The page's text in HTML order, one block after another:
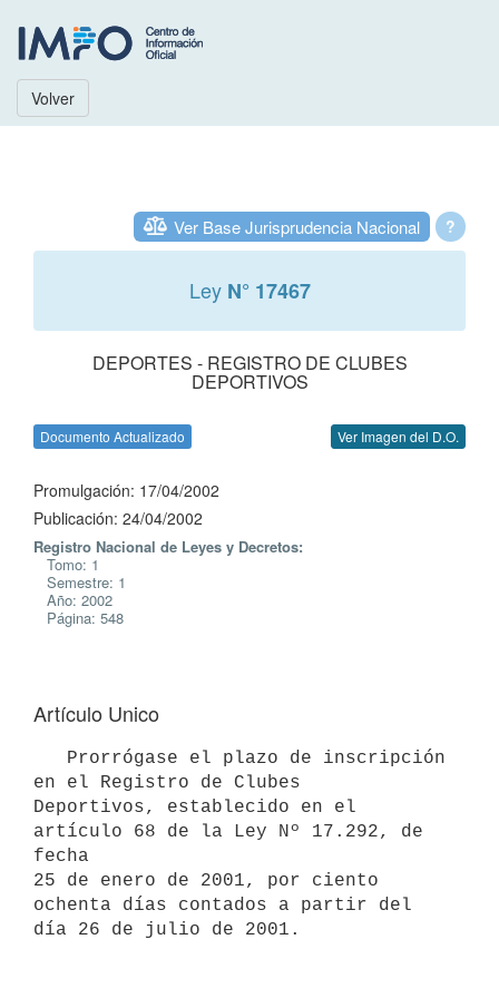
Volver
?
Ver Base Jurisprudencia Nacional
Ley N° 17467
DEPORTES - REGISTRO DE CLUBES
DEPORTIVOS
Documento Actualizado Ver Imagen del D.O.
Promulgación: 17/04/2002
Publicación: 24/04/2002
Registro Nacional de Leyes y Decretos:
Tomo: 1
Semestre: 1
Año: 2002
Página: 548
Artículo Unico
en el Registro de Clubes
Deportivos, establecido en el
artículo 68 de la Ley Nº 17.292, de
fecha
25 de enero de 2001, por ciento
ochenta días contados a partir del